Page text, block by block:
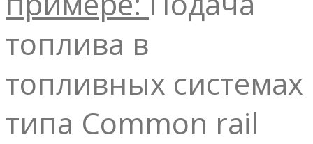
топлива в
топливных системах
типа Common rail